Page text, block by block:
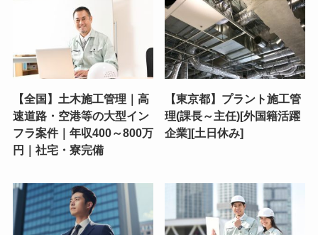
【全国】土木施工管理｜高
速道路・空港等の大型イン
フラ案件｜年収400～800万
円｜社宅・寮完備
【東京都】プラント施工管
理(課長～主任)[外国籍活躍
企業][土日休み]